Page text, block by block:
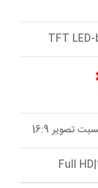
TFT
Full